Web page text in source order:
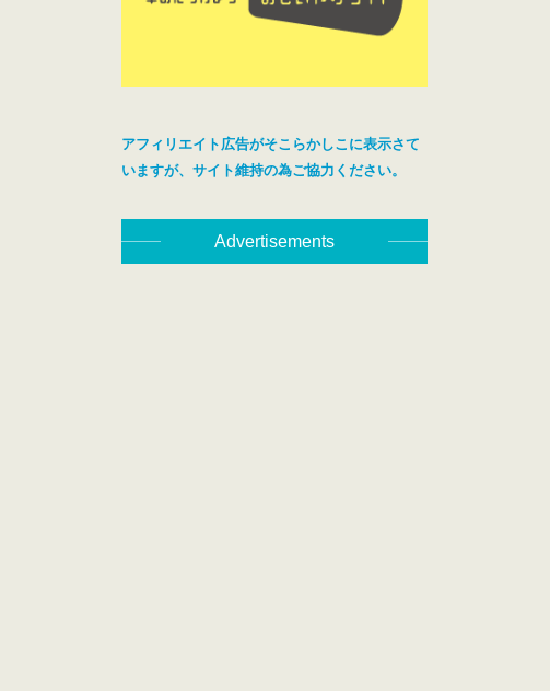
アフィリエイト広告がそこらかしこに表示さて
いますが、サイト維持の為ご協力ください。
Advertisements